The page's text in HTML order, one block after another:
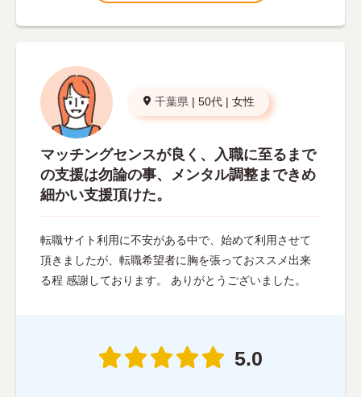
千葉県 | 50代 | 女性
マッチングセンスが良く、入職に至るまで
の支援は勿論の事、メンタル調整まできめ
細かい支援頂けた。
転職サイト利用に不安がある中で、始めて利用させて
頂きましたが、転職希望者に胸を張っておススメ出来
る程 感謝しております。 ありがとうございました。
5.0